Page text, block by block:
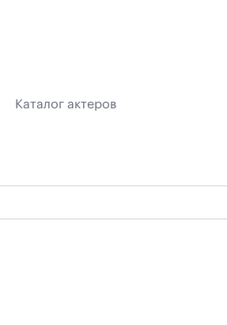
Каталог актеров